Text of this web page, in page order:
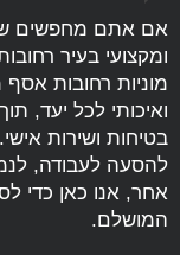
אם אתם מחפשים
ומקצועי בעיר
מוניות רחובות
ואיכותי לכל יעד,
בטיחות ושירות
להסעה לעבודה,
אחר, אנו כאן כדי
המושלם.